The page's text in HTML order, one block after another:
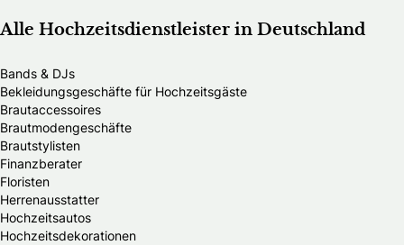
Alle Hochzeitsdienstleister in Deutschland
Bands & DJs
Bekleidungsgeschäfte für Hochzeitsgäste
Brautaccessoires
Brautmodengeschäfte
Brautstylisten
Finanzberater
Floristen
Herrenausstatter
Hochzeitsautos
Hochzeitsdekorationen